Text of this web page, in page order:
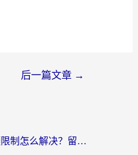
后一篇文章 →
手机海外地区看视频限制怎么解决？留学生亲测有效的回国加速器指南